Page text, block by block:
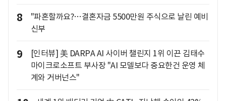
8
"파혼할까요?…결혼자금 5500만원 주식으로 날린 예비
신부
9
[인터뷰] 美 DARPA AI 사이버 챌린지 1위 이끈 김태수
마이크로소프트 부사장 "AI 모델보다 중요한건 운영 체
계와 거버넌스"